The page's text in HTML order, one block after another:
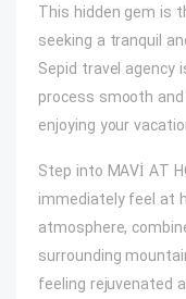
This hidden gem is
seeking a tranquil
Sepid travel agency
process smooth
enjoying your
Step into MAVİ AT
immediately feel at
atmosphere,
surrounding
feeling rejuvenated